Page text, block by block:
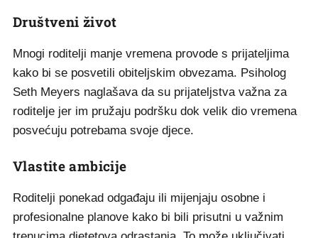
Društveni život
Mnogi roditelji manje vremena provode s prijateljima
kako bi se posvetili obiteljskim obvezama. Psiholog
Seth Meyers naglašava da su prijateljstva važna za
roditelje jer im pružaju podršku dok velik dio vremena
posvećuju potrebama svoje djece.
Vlastite ambicije
Roditelji ponekad odgađaju ili mijenjaju osobne i
profesionalne planove kako bi bili prisutni u važnim